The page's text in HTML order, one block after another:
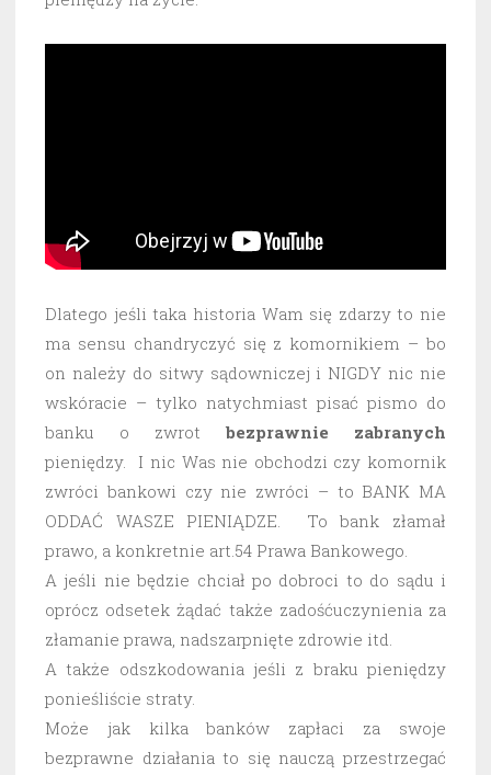
Dlatego jeśli taka historia Wam się zdarzy to nie
ma sensu chandryczyć się z komornikiem – bo
on należy do sitwy sądowniczej i NIGDY nic nie
wskóracie – tylko natychmiast pisać pismo do
banku o zwrot bezprawnie
zabranych
pieniędzy. I nic Was nie obchodzi czy komornik
zwróci bankowi czy nie zwróci – to BANK MA
ODDAĆ WASZE PIENIĄDZE. To bank złamał
prawo, a konkretnie art.54 Prawa Bankowego.
A jeśli nie będzie chciał po dobroci to do sądu i
oprócz odsetek żądać także zadośćuczynienia za
złamanie prawa, nadszarpnięte zdrowie itd.
A także odszkodowania jeśli z braku pieniędzy
ponieśliście straty.
Może jak kilka banków zapłaci za swoje
bezprawne działania to się nauczą przestrzegać